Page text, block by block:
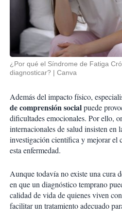
¿Por qué el Síndrome de Fatiga
diagnosticar?
Canva
Además del impacto físico,
de comprensión socialpuede
dificultades emocionales. Por ello,
internacionales de salud insisten en
investigación científica y mejorar el
esta enfermedad.
Aunque todavía no existe una cura
en que un diagnóstico temprano
calidad de vida de quienes viven
facilitar un tratamiento adecuado